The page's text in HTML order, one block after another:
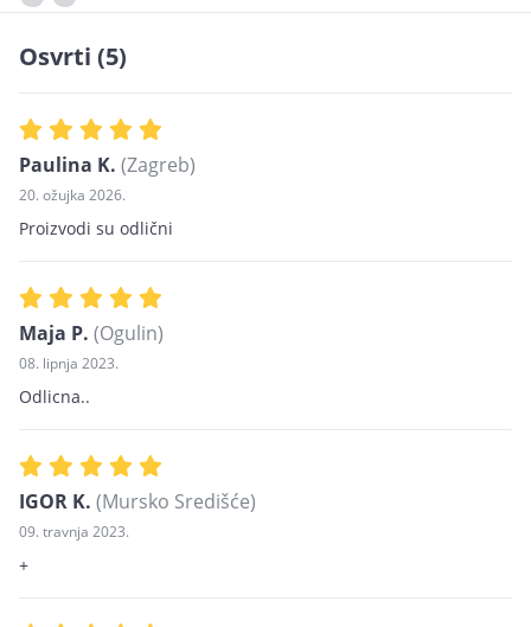
Osvrti (5)
Paulina K. (Zagreb)
20. ožujka 2026.
Proizvodi su odlični
Maja P. (Ogulin)
08. lipnja 2023.
Odlicna..
IGOR K. (Mursko Središće)
09. travnja 2023.
+